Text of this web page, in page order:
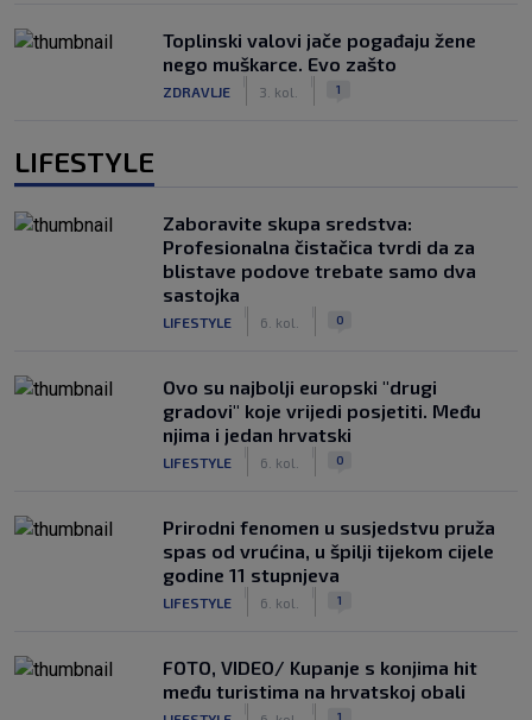
Toplinski valovi jače pogađaju žene
nego muškarce. Evo zašto
ZDRAVLJE 3. kol. 1
LIFESTYLE
Zaboravite skupa sredstva:
Profesionalna čistačica tvrdi da za
blistave podove trebate samo dva
sastojka
LIFESTYLE 6. kol. 0
Ovo su najbolji europski "drugi
gradovi" koje vrijedi posjetiti. Među
njima i jedan hrvatski
LIFESTYLE 6. kol. 0
Prirodni fenomen u susjedstvu pruža
spas od vrućina, u špilji tijekom cijele
godine 11 stupnjeva
LIFESTYLE 6. kol. 1
FOTO, VIDEO/ Kupanje s konjima hit
među turistima na hrvatskoj obali
1